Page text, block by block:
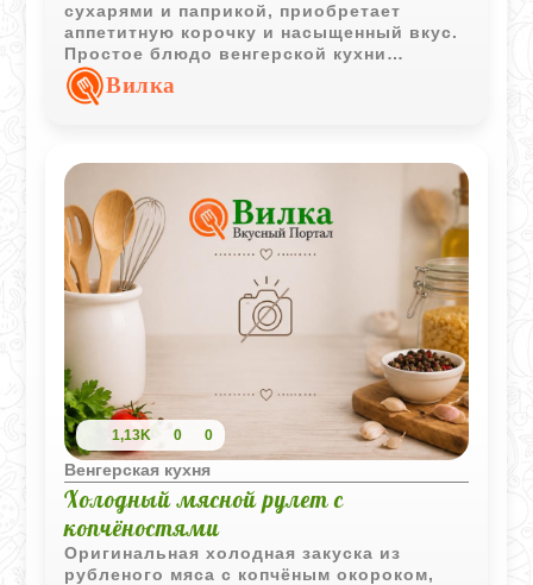
сухарями и паприкой, приобретает
аппетитную корочку и насыщенный вкус.
Простое блюдо венгерской кухни
отлично подходит для легкого обеда или
ужина.Вилка
1,13K 0 0
Венгерская кухня
Холодный мясной рулет с
копчёностями
Оригинальная холодная закуска из
рубленого мяса с копчёным окороком,